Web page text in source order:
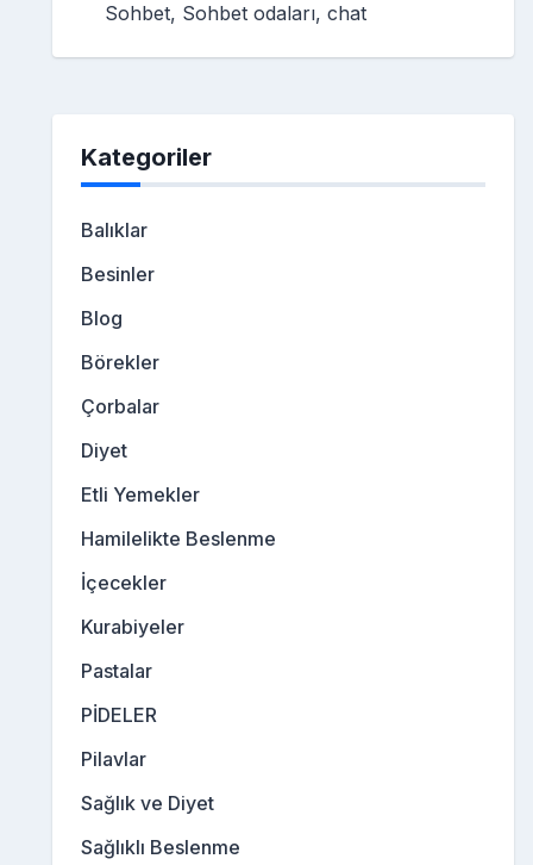
Sohbet, Sohbet odaları, chat
Kategoriler
Balıklar
Besinler
Blog
Börekler
Çorbalar
Diyet
Etli Yemekler
Hamilelikte Beslenme
İçecekler
Kurabiyeler
Pastalar
PİDELER
Pilavlar
Sağlık ve Diyet
Sağlıklı Beslenme